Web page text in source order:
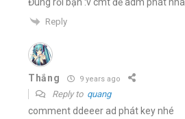
Reply
Thắng 9 years ago
Reply to quang
comment ddeeer ad phát key nhé